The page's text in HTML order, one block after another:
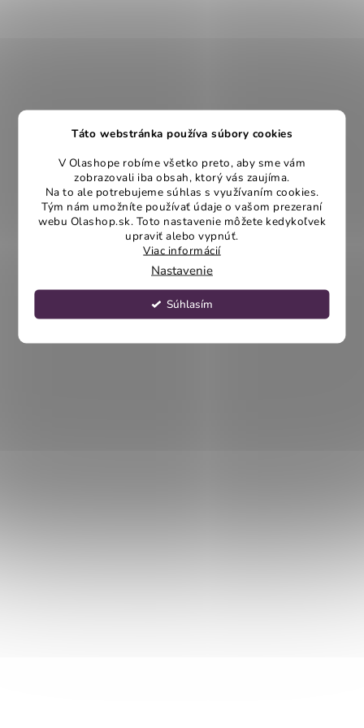
Táto webstránka používa súbory cookies
V Olashope robíme všetko preto, aby sme vám
zobrazovali iba obsah, ktorý vás zaujíma.
Na to ale potrebujeme súhlas s využívaním cookies.
Tým nám umožníte používať údaje o vašom prezeraní
webu Olashop.sk. Toto nastavenie môžete kedykoľvek
upraviť alebo vypnúť.
Viac informácií
Nastavenie
Súhlasím